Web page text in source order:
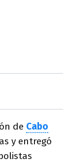
de Cabo
y entregó